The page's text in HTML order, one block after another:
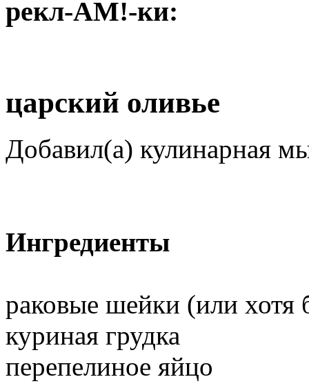
рекл-АМ!-ки:
царский оливье
Добавил(а) кулинарная
Ингредиенты
раковые шейки (или хотя
куриная грудка
перепелиное яйцо